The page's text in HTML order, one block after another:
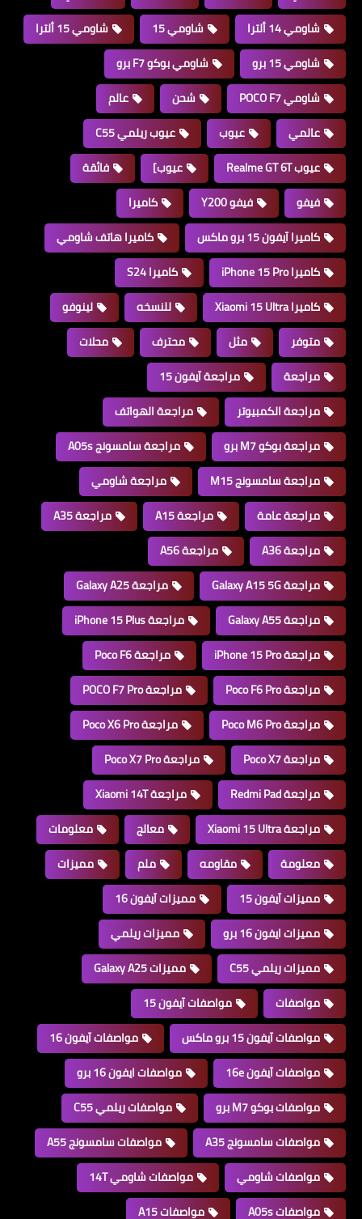
شاومي 14 ألترا
شاومي 15
شاومي 15 ألترا
شاومي 15 برو
شاومي بوكو F7 برو
شاومي POCO F7
شحن
عالم
عالمي
عيوب
عيوب ريلمي C55
عيوب Realme GT 6T
عيوب]
فائقة
فيفو
فيفو Y200
كاميرا
كاميرا آيفون 15 برو ماكس
كاميرا هاتف شاومي
كاميرا iPhone 15 Pro
كاميرا S24
كاميرا Xiaomi 15 Ultra
للنسخه
لينوفو
متوفر
مثل محترف
محلات
مراجعة
مراجعة آيفون 15
مراجعة الكمبيوتر
مراجعة الهواتف
مراجعة بوكو M7 برو
مراجعة سامسونج A05s
مراجعة سامسونج M15
مراجعة شاومي
مراجعة عامة
مراجعة A15
مراجعة A35
مراجعة A36
مراجعة A56
مراجعة Galaxy A15 5G
مراجعة Galaxy A25
مراجعة Galaxy A55
مراجعة iPhone 15 Plus
مراجعة iPhone 15 Pro
مراجعة Poco F6
مراجعة Poco F6 Pro
مراجعة POCO F7 Pro
مراجعة Poco M6 Pro
مراجعة Poco X6 Pro
مراجعة Poco X7
مراجعة Poco X7 Pro
مراجعة Redmi Pad
مراجعة Xiaomi 14T
مراجعة Xiaomi 15 Ultra
معالج
معلومات
معلومة
مقاومه ملم
مميزات
مميزات آيفون 15
مميزات آيفون 16
مميزات ايفون 16 برو
مميزات ريلمي
مميزات ريلمي C55
مميزات Galaxy A25
مواصفات
مواصفات آيفون 15
مواصفات آيفون 15 برو ماكس
مواصفات آيفون 16
مواصفات آيفون 16e
مواصفات ايفون 16 برو
مواصفات بوكو M7 برو
مواصفات ريلمي C55
مواصفات سامسونج A35
مواصفات سامسونج A55
مواصفات شاومي
مواصفات شاومي 14T
مواصفات A05s
مواصفات A15